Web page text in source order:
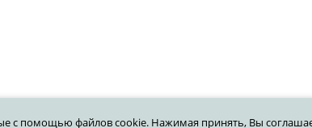
с помощью файлов cookie. Нажимая принять, Вы